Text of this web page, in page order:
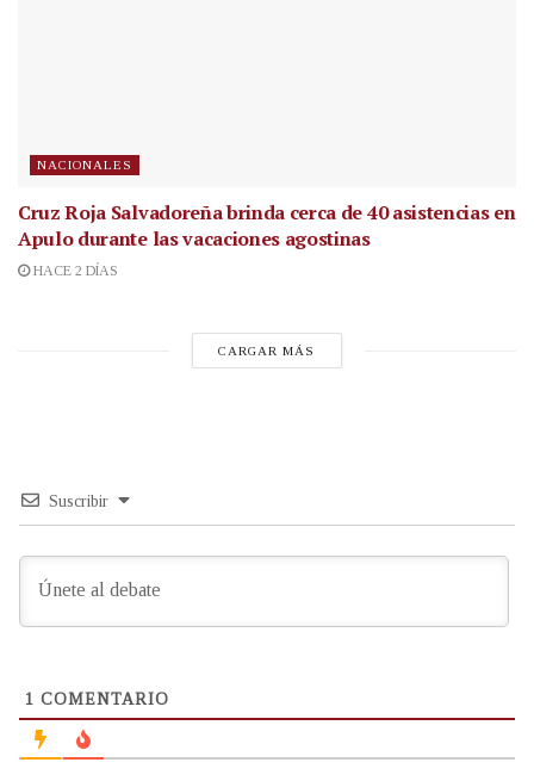
NACIONALES
Cruz Roja Salvadoreña brinda cerca de 40 asistencias en
Apulo durante las vacaciones agostinas
HACE 2 DÍAS
CARGAR MÁS
Suscribir
1 COMENTARIO